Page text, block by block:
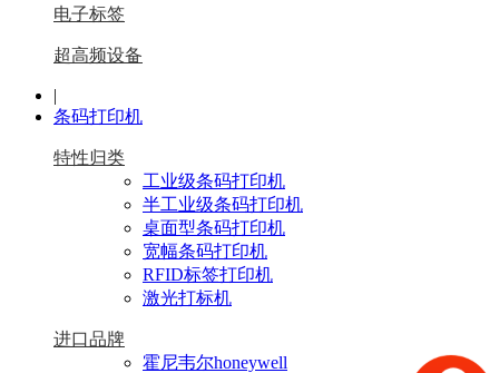
电子标签
超高频设备
|
条码打印机
特性归类
工业级条码打印机
半工业级条码打印机
桌面型条码打印机
宽幅条码打印机
RFID标签打印机
激光打标机
进口品牌
霍尼韦尔honeywell